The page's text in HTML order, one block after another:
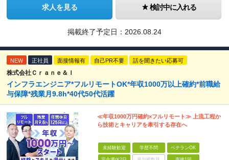
求人を見る 検討中に入れる
掲載終了予定日： 2026.08.24
NEW 正社員 面接情報有 自己PR不要 話を聞きたい応募可
株式会社Ｃｒａｎｅ＆Ｉ
インフラエンジニア*フルリモートOK*年収1000万以上確約*前職給
与保障*残業月9.8h*40代50代活躍
≪年収1000万円確約×フルリモート≫ 上流工程か
ら技術とキャリアを牽引する存在へ
未経験歓迎 学歴不問 ベテランOK